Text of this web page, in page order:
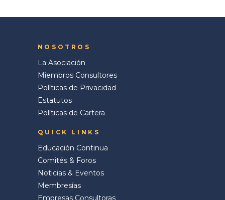
NOSOTROS
La Asociación
Miembros Consultores
Políticas de Privacidad
Estatutos
Políticas de Cartera
QUICK LINKS
Educación Continua
Comités & Foros
Noticias & Eventos
Membresías
Empresas Consultoras